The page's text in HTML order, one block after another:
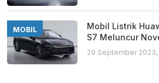
MOBIL
Mobil Listrik
S7 Meluncur
29 September 2023,